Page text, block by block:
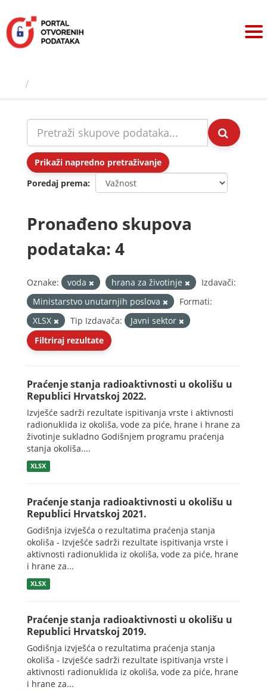
sadržaj
Prikaži napredno pretraživanje
Poredaj prema
Pronađeno skupova
podataka: 4
Oznake: voda hrana za životinje
Izdavači:
Ministarstvo unutarnjih poslova
Formati:
XLSX
Tip Izdavača:
Javni sektor
Filtriraj rezultate
Praćenje stanja radioaktivnosti u okolišu u
Republici Hrvatskoj 2022.
Izvješće sadrži rezultate ispitivanja vrste i aktivnosti
radionuklida iz okoliša, vode za piće, hrane i hrane za
životinje sukladno Godišnjem programu praćenja
stanja okoliša....
XLSX
Praćenje stanja radioaktivnosti u okolišu u
Republici Hrvatskoj 2021.
Godišnja izvješća o rezultatima praćenja stanja
okoliša - Izvješće sadrži rezultate ispitivanja vrste i
aktivnosti radionuklida iz okoliša, vode za piće, hrane
i hrane za...
XLSX
Praćenje stanja radioaktivnosti u okolišu u
Republici Hrvatskoj 2019.
Godišnja izvješća o rezultatima praćenja stanja
okoliša - Izvješće sadrži rezultate ispitivanja vrste i
aktivnosti radionuklida iz okoliša, vode za piće, hrane
i hrane za...